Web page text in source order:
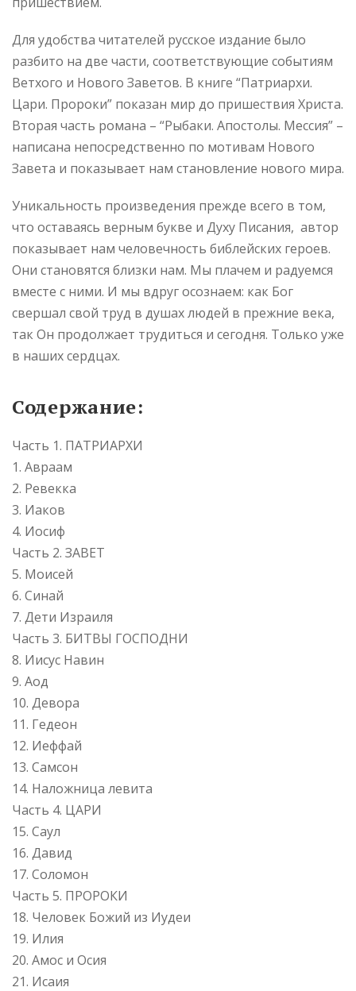
Для удобства читателей русское издание было
разбито на две части, соответствующие событиям
Ветхого и Нового Заветов. В книге “Патриархи.
Цари. Пророки” показан мир до пришествия Христа.
Вторая часть романа – “Рыбаки. Апостолы. Мессия” –
написана непосредственно по мотивам Нового
Завета и показывает нам становление нового мира.
Уникальность произведения прежде всего в том,
что оставаясь верным букве и Духу Писания, автор
показывает нам человечность библейских героев.
Они становятся близки нам. Мы плачем и радуемся
вместе с ними. И мы вдруг осознаем: как Бог
свершал свой труд в душах людей в прежние века,
так Он продолжает трудиться и сегодня. Только уже
в наших сердцах.
Содержание:
Часть 1. ПАТРИАРХИ
1. Авраам
2. Ревекка
3. Иаков
4. Иосиф
Часть 2. ЗАВЕТ
5. Моисей
6. Синай
7. Дети Израиля
Часть 3. БИТВЫ ГОСПОДНИ
8. Иисус Навин
9. Аод
10. Девора
11. Гедеон
12. Иеффай
13. Самсон
14. Наложница левита
Часть 4. ЦАРИ
15. Саул
16. Давид
17. Соломон
Часть 5. ПРОРОКИ
18. Человек Божий из Иудеи
19. Илия
20. Амос и Осия
21. Исаия